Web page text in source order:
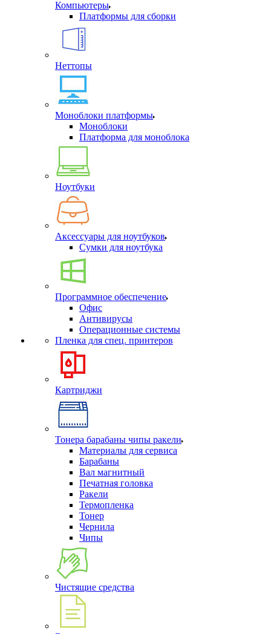
Компьютеры
Платформы для сборки
Неттопы
Моноблоки платформы
Моноблоки
Платформа для моноблока
Ноутбуки
Аксессуары для ноутбуков
Сумки для ноутбука
Программное обеспечение
Офис
Антивирусы
Операционные системы
Пленка для спец. принтеров
Картриджи
Тонера барабаны чипы ракели
Материалы для сервиса
Барабаны
Вал магнитный
Печатная головка
Ракели
Термопленка
Тонер
Чернила
Чипы
Чистящие средства